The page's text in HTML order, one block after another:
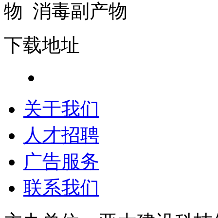
物 消毒副产物
下载地址
关于我们
人才招聘
广告服务
联系我们